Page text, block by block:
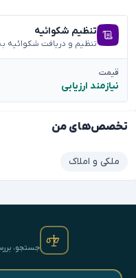
تخصص‌های من
ملکی و املاک
تنظیم شکوائیه
تنظیم و دریافت
قیمت
نیازمند ارزیابی
جستجو،